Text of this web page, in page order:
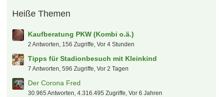
Heiße Themen
Kaufberatung PKW (Kombi o.ä.)
2 Antworten, 156 Zugriffe, Vor 4 Stunden
Tipps für Stadionbesuch mit Kleinkind
7 Antworten, 596 Zugriffe, Vor 2 Tagen
Der Corona Fred
30.965 Antworten, 4.316.495 Zugriffe, Vor 6 Jahren